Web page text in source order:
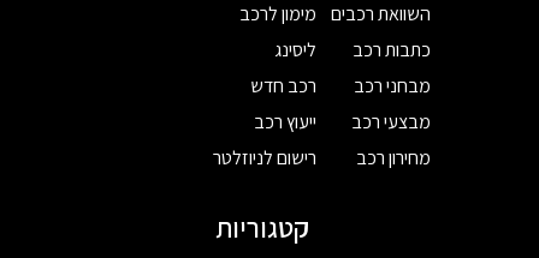
השוואת רכבים
כתבות רכב
מבחני רכב
מבצעי רכב
מחירון רכב
מימון לרכב
ליסינג
רכב חדש
ייעוץ רכב
רישום לניוזלטר
קטגוריות